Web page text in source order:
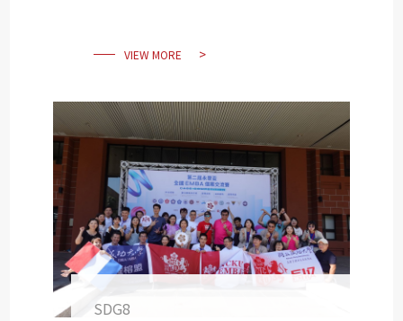
VIEW MORE
SDG8